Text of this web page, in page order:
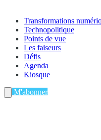
Transformations
Technopolitique
Points de vue
Les faiseurs
Défis
Agenda
Kiosque
M'abonner